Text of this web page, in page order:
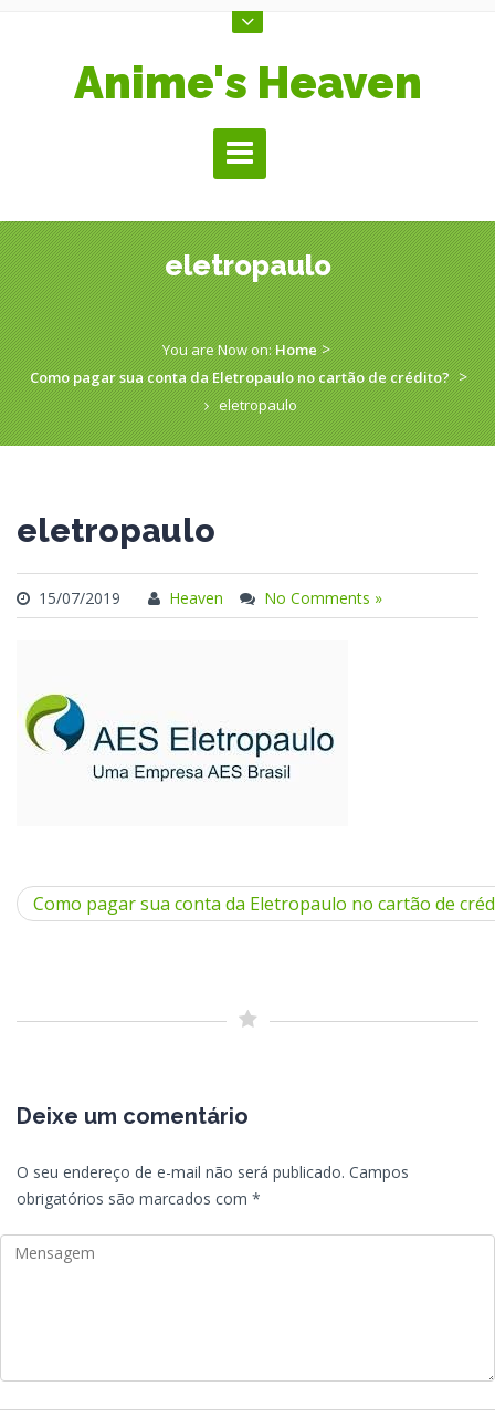
Anime's Heaven
eletropaulo
You are Now on:Home­ > ­
Como pagar sua conta da Eletropaulo no cartão de crédito?­ > ­
eletropaulo
eletropaulo
15/07/2019 Heaven No Comments »
Como pagar sua conta da Eletropaulo no cartão de
Deixe um comentário
O seu endereço de e-mail não será publicado. Campos
obrigatórios são marcados com *